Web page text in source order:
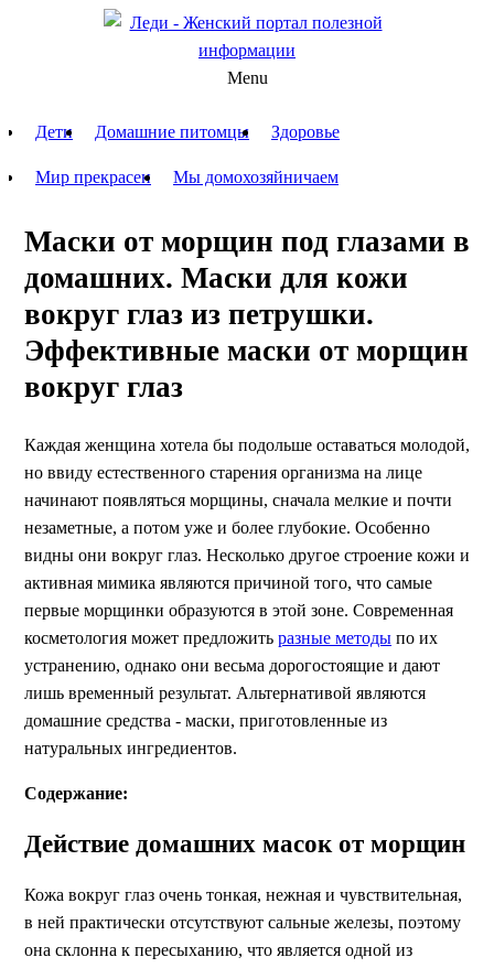
Menu
Дети Домашние питомцы Здоровье
Мир прекрасен Мы домохозяйничаем
Маски от морщин под глазами в
домашних. Маски для кожи
вокруг глаз из петрушки.
Эффективные маски от морщин
вокруг глаз
Каждая женщина хотела бы подольше оставаться молодой,
но ввиду естественного старения организма на лице
начинают появляться морщины, сначала мелкие и почти
незаметные, а потом уже и более глубокие. Особенно
видны они вокруг глаз. Несколько другое строение кожи и
активная мимика являются причиной того, что самые
первые морщинки образуются в этой зоне. Современная
косметология может предложить разные методы по их
устранению, однако они весьма дорогостоящие и дают
лишь временный результат. Альтернативой являются
домашние средства - маски, приготовленные из
натуральных ингредиентов.
Содержание:
Действие домашних масок от морщин
Кожа вокруг глаз очень тонкая, нежная и чувствительная,
в ней практически отсутствуют сальные железы, поэтому
она склонна к пересыханию, что является одной из